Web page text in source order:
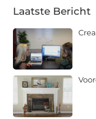
Laatste Bericht